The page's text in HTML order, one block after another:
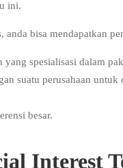
ini.
anda bisa mendapatkan
yang spesialisasi dalam
suatu perusahaan untuk
besar.
Interest